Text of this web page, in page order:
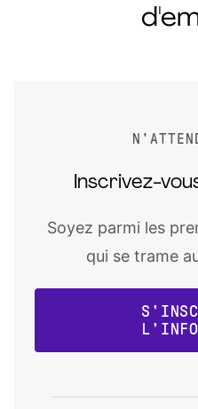
Inscrivez-
Soyez parmi les
qui se trame